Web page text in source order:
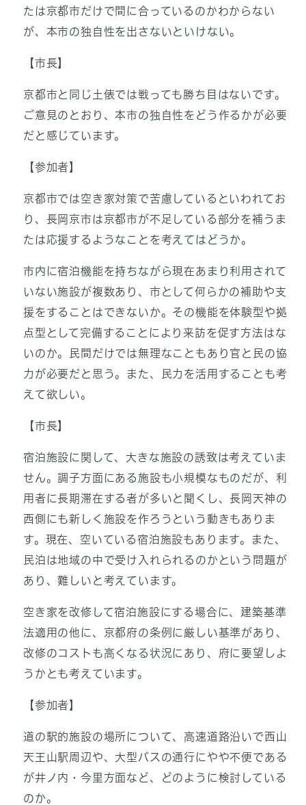
たは京都市だけで間に合っているのかわからない
が、本市の独自性を出さないといけない。
【市長】
京都市と同じ土俵では戦っても勝ち目はないです。
ご意見のとおり、本市の独自性をどう作るかが必要
だと感じています。
【参加者】
京都市では空き家対策で苦慮しているといわれてお
り、長岡京市は京都市が不足している部分を補うま
たは応援するようなことを考えてはどうか。
市内に宿泊機能を持ちながら現在あまり利用されて
いない施設が複数あり、市として何らかの補助や支
援をすることはできないか。その機能を体験型や拠
点型として完備することにより来訪を促す方法はな
いのか。民間だけでは無理なこともあり官と民の協
力が必要だと思う。また、民力を活用することも考
えて欲しい。
【市長】
宿泊施設に関して、大きな施設の誘致は考えていま
せん。調子方面にある施設も小規模なものだが、利
用者に長期滞在する者が多いと聞くし、長岡天神の
西側にも新しく施設を作ろうという動きもありま
す。現在、空いている宿泊施設もあります。また、
民泊は地域の中で受け入れられるのかという問題が
あり、難しいと考えています。
空き家を改修して宿泊施設にする場合に、建築基準
法適用の他に、京都府の条例に厳しい基準があり、
改修のコストも高くなる状況にあり、府に要望しよ
うかとも考えています。
【参加者】
道の駅的施設の場所について、高速道路沿いで西山
天王山駅周辺や、大型バスの通行にやや不便である
が井ノ内・今里方面など、どのように検討している
のか。